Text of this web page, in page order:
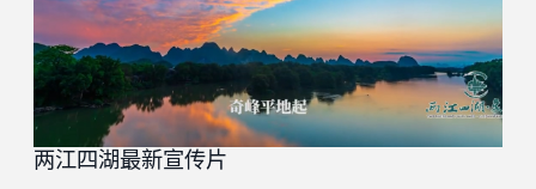
两江四湖最新宣传片